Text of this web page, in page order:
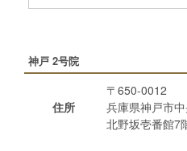
神戸 2号院
住所
〒650-0012
兵庫県神戸市
北野坂壱番館7